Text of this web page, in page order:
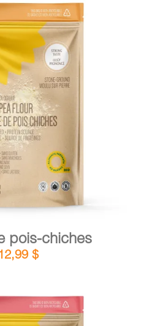
DÉTAILS
pois-chiches
$